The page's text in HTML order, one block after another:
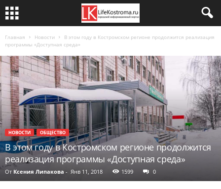
Главная Новости
В этом году в Костромском регионе продолжится реализация
программы «Доступная среда»
НОВОСТИ ОБЩЕСТВО
В этом году в Костромском регионе продолжится
реализация программы «Доступная среда»
От Ксения Липакова - Янв 11, 2018 1599 0